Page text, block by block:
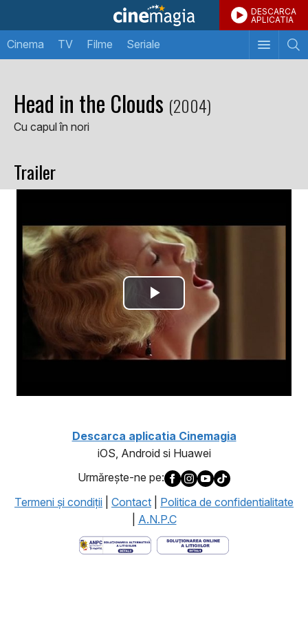
DESCARCA
APLICATIA
Cinema TV Filme Seriale
Head in the Clouds (2004)
Cu capul în nori
Trailer
Descarca aplicatia Cinemagia
iOS, Android si Huawei
Urmăreşte-ne pe:
Termeni şi condiţii
Contact
Politica de confidentialitate
A.N.P.C